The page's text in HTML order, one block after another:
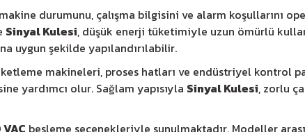
durumunu, çalışma bilgisini ve alarm koşullarını
Sinyal Kulesi, düşük enerji tüketimiyle uzun ömürlü
uygun şekilde yapılandırılabilir.
makineleri, proses hatları ve endüstriyel kontrol
yardımcı olur. Sağlam yapısıyla Sinyal Kulesi, zorlu
besleme seçenekleriyle sunulmaktadır. Modeller